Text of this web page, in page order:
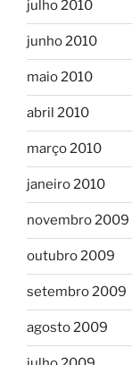
julho 2010
junho 2010
maio 2010
abril 2010
março 2010
janeiro 2010
novembro 2009
outubro 2009
setembro 2009
agosto 2009